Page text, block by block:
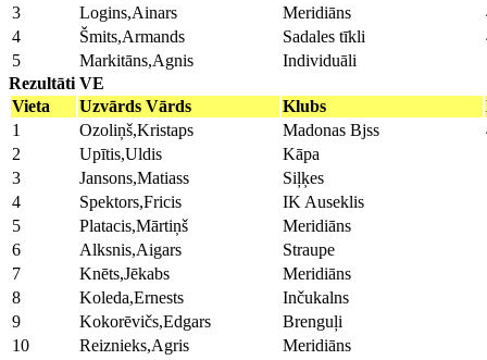
3
Logins,Ainars Meridiāns
4
Šmits,Armands Sadales tīkli
5
Markitāns,Agnis Individuāli
Rezultāti VE
Vieta
Uzvārds Vārds Klubs
1
Ozoliņš,Kristaps Madonas Bjss
2
Upītis,Uldis Kāpa
3
Jansons,Matiass Siļķes
4
Spektors,Fricis IK Auseklis
5
Platacis,Mārtiņš Meridiāns
6
Alksnis,Aigars Straupe
7
Knēts,Jēkabs Meridiāns
8
Koleda,Ernests Inčukalns
9
Kokorēvičs,Edgars Brenguļi
10
Reiznieks,Agris Meridiāns